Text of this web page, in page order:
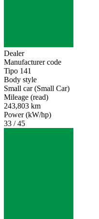
Dealer
Manufacturer code
Tipo 141
Body style
Small car (Small Car)
Mileage (read)
243,803 km
Power (kW/hp)
33 / 45